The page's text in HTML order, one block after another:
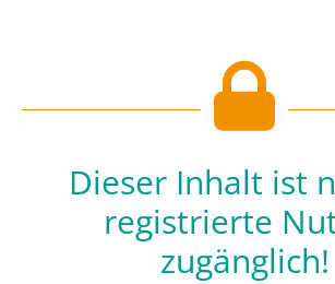
Dieser Inhalt ist
registrierte
zugänglich!